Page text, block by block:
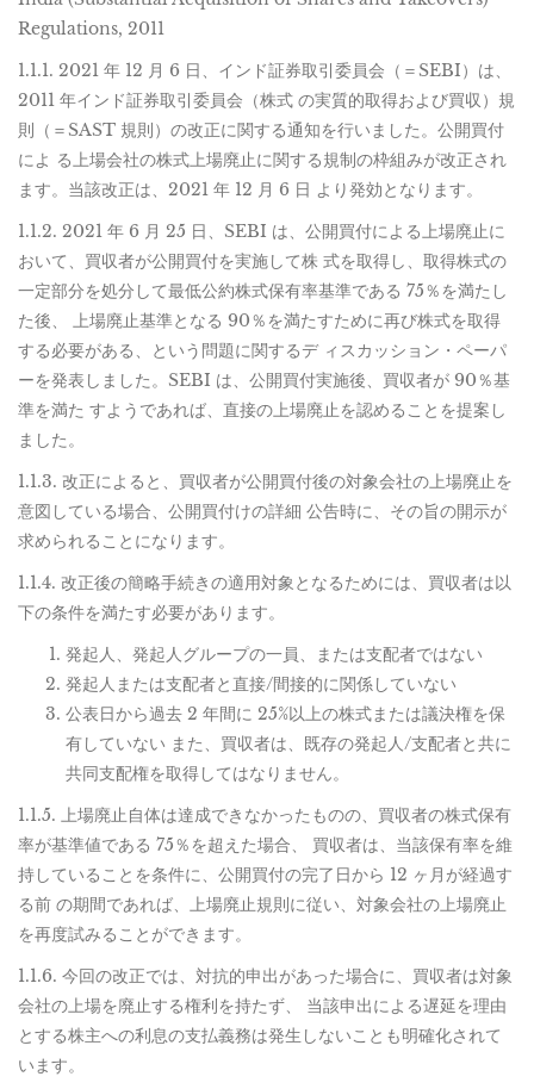
Regulations, 2011
1.1.1. 2021 年 12 月 6 日、インド証券取引委員会（＝SEBI）は、
2011 年インド証券取引委員会（株式 の実質的取得および買収）規
則（＝SAST 規則）の改正に関する通知を行いました。公開買付
によ る上場会社の株式上場廃止に関する規制の枠組みが改正され
ます。当該改正は、2021 年 12 月 6 日 より発効となります。
1.1.2. 2021 年 6 月 25 日、SEBI は、公開買付による上場廃止に
おいて、買収者が公開買付を実施して株 式を取得し、取得株式の
一定部分を処分して最低公約株式保有率基準である 75％を満たし
た後、 上場廃止基準となる 90％を満たすために再び株式を取得
する必要がある、という問題に関するデ ィスカッション・ペーパ
ーを発表しました。SEBI は、公開買付実施後、買収者が 90％基
準を満た すようであれば、直接の上場廃止を認めることを提案し
ました。
1.1.3. 改正によると、買収者が公開買付後の対象会社の上場廃止を
意図している場合、公開買付けの詳細 公告時に、その旨の開示が
求められることになります。
1.1.4. 改正後の簡略手続きの適用対象となるためには、買収者は以
下の条件を満たす必要があります。
発起人、発起人グループの一員、または支配者ではない
発起人または支配者と直接/間接的に関係していない
公表日から過去 2 年間に 25%以上の株式または議決権を保
有していない また、買収者は、既存の発起人/支配者と共に
共同支配権を取得してはなりません。
1.1.5. 上場廃止自体は達成できなかったものの、買収者の株式保有
率が基準値である 75％を超えた場合、 買収者は、当該保有率を維
持していることを条件に、公開買付の完了日から 12 ヶ月が経過す
る前 の期間であれば、上場廃止規則に従い、対象会社の上場廃止
を再度試みることができます。
1.1.6. 今回の改正では、対抗的申出があった場合に、買収者は対象
会社の上場を廃止する権利を持たず、 当該申出による遅延を理由
とする株主への利息の支払義務は発生しないことも明確化されて
います。